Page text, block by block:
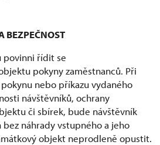
BEZPEČNOST
povinni řídit se
pokyny zaměstnanců. Při
nebo příkazu vydaného
návštěvníků, ochrany
či sbírek, bude návštěvník
bez náhrady vstupného a jeho
objekt neprodleně opustit.